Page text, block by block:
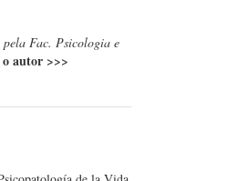
Fac. Psicologia e
o autor >>>